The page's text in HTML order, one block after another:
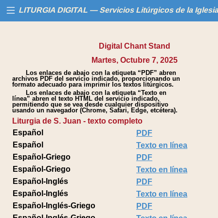
LITURGIA DIGITAL — Servicios Litúrgicos de la
Libros
Calendario
Ayuda
Digital Chant Stand
Martes, Octubre 7, 2025
Los enlaces de abajo con la etiqueta “PDF” abren
archivos PDF del servicio indicado, proporcionando un
formato adecuado para imprimir los textos litúrgicos.
Los enlaces de abajo con la etiqueta “Texto en
línea” abren el texto HTML del servicio indicado,
permitiendo que se vea desde cualquier dispositivo
usando un navegador (Chrome, Safari, Edge, etcétera).
Liturgia de S. Juan - texto completo
Español
PDF
Español
Texto en línea
Español-Griego
PDF
Español-Griego
Texto en línea
Español-Inglés
PDF
Español-Inglés
Texto en línea
Español-Inglés-Griego
PDF